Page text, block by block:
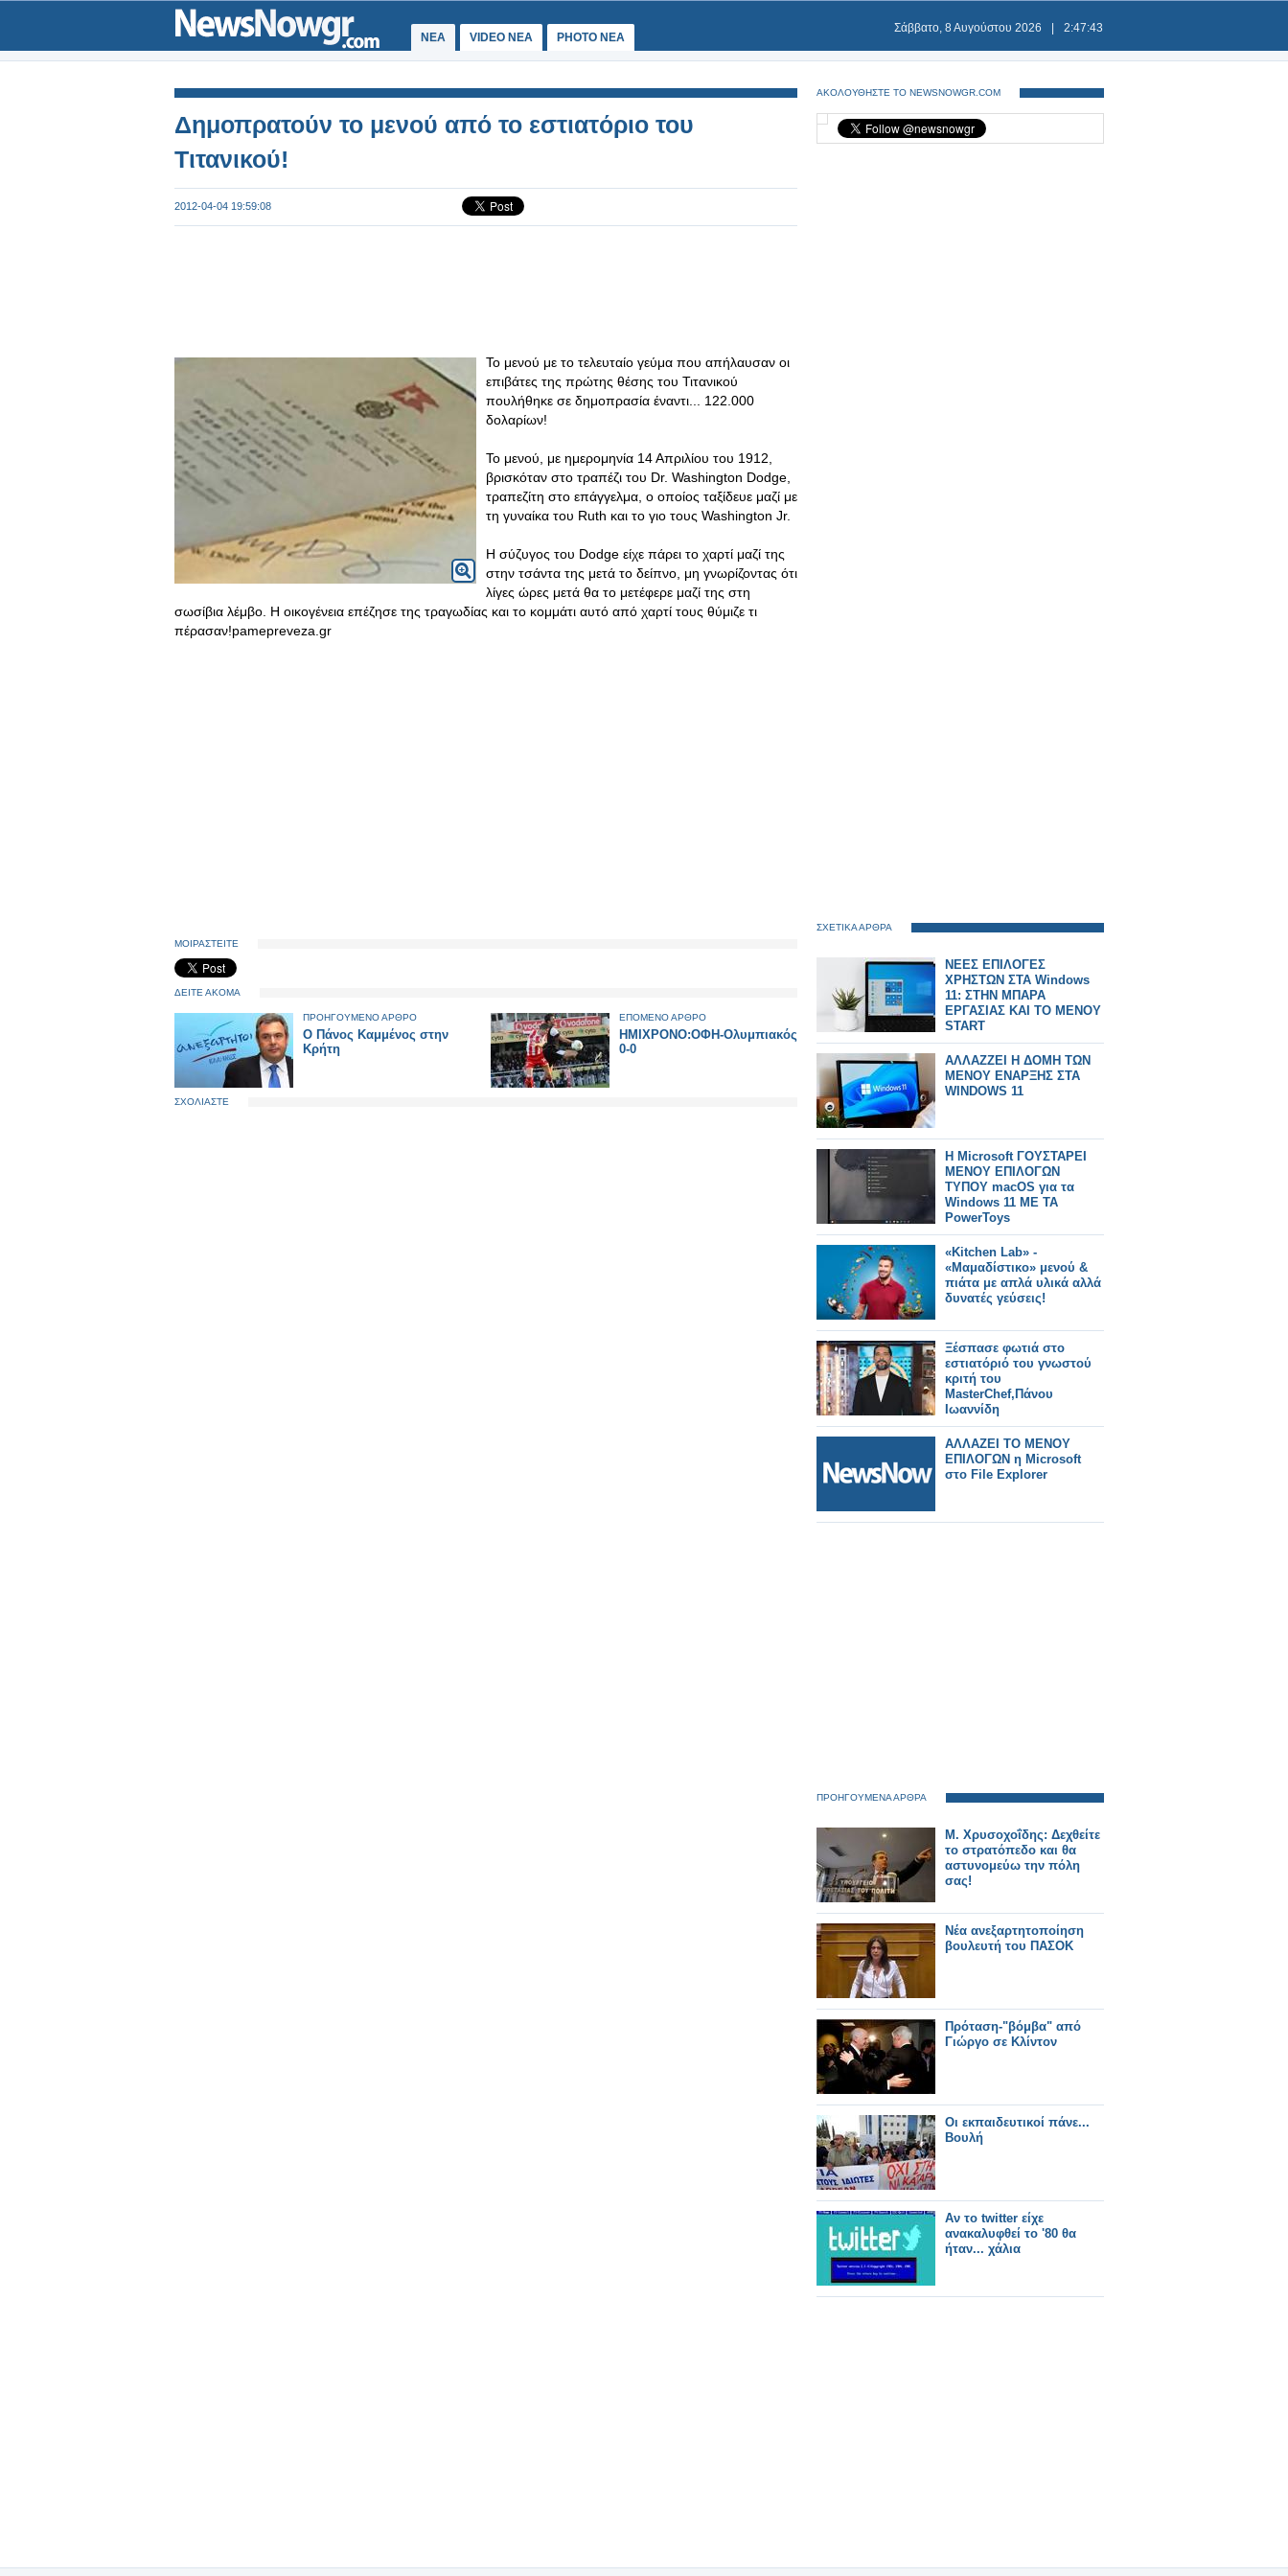
ΝΕΑ VIDEO NEA PHOTO NEA
Σάββατο, 8 Αυγούστου 2026 2:47:44
Δημοπρατούν το μενού από το εστιατόριο του
Τιτανικού!
2012-04-04 19:59:08
Το μενού με το τελευταίο γεύμα που απήλαυσαν οι
επιβάτες της πρώτης θέσης του Τιτανικού
πουλήθηκε σε δημοπρασία έναντι... 122.000
δολαρίων!
Το μενού, με ημερομηνία 14 Απριλίου του 1912,
βρισκόταν στο τραπέζι του Dr. Washington Dodge,
τραπεζίτη στο επάγγελμα, ο οποίος ταξίδευε μαζί με
τη γυναίκα του Ruth και το γιο τους Washington Jr.
Η σύζυγος του Dodge είχε πάρει το χαρτί μαζί της
στην τσάντα της μετά το δείπνο, μη γνωρίζοντας ότι
λίγες ώρες μετά θα το μετέφερε μαζί της στη
σωσίβια λέμβο. Η οικογένεια επέζησε της τραγωδίας και το κομμάτι αυτό από χαρτί τους θύμιζε τι
πέρασαν!pamepreveza.gr
ΜΟΙΡΑΣΤΕΙΤΕ
ΔΕΙΤΕ ΑΚΟΜΑ
ΠΡΟΗΓΟΥΜΕΝΟ ΑΡΘΡΟ
Ο Πάνος Καμμένος στην
Κρήτη
ΕΠΟΜΕΝΟ ΑΡΘΡΟ
ΗΜΙΧΡΟΝΟ:ΟΦΗ-Ολυμπιακός
0-0
ΣΧΟΛΙΑΣΤΕ
ΑΚΟΛΟΥΘΗΣΤΕ ΤΟ NEWSNOWGR.COM
ΣΧΕΤΙΚΑ ΑΡΘΡΑ
ΝΕΕΣ ΕΠΙΛΟΓΕΣ
ΧΡΗΣΤΩΝ ΣΤΑ Windows
11: ΣΤΗΝ ΜΠΑΡΑ
ΕΡΓΑΣΙΑΣ ΚΑΙ ΤΟ ΜΕΝΟΥ
START
ΑΛΛΑΖΖΕΙ Η ΔΟΜΗ ΤΩΝ
ΜΕΝΟΥ ΕΝΑΡΞΗΣ ΣΤΑ
WINDOWS 11
Η Microsoft ΓΟΥΣΤΑΡΕΙ
ΜΕΝΟΥ ΕΠΙΛΟΓΩΝ
ΤΥΠΟΥ macOS για τα
Windows 11 ΜΕ ΤΑ
PowerToys
«Kitchen Lab» -
«Μαμαδίστικο» μενού &
πιάτα με απλά υλικά αλλά
δυνατές γεύσεις!
Ξέσπασε φωτιά στο
εστιατόριό του γνωστού
κριτή του
MasterChef,Πάνου
Ιωαννίδη
ΑΛΛΑΖΕΙ ΤΟ ΜΕΝΟΥ
ΕΠΙΛΟΓΩΝ η Microsoft
στο File Explorer
ΠΡΟΗΓΟΥΜΕΝΑ ΑΡΘΡΑ
Μ. Χρυσοχοΐδης: Δεχθείτε
το στρατόπεδο και θα
αστυνομεύω την πόλη
σας!
Νέα ανεξαρτητοποίηση
βουλευτή του ΠΑΣΟΚ
Πρόταση-"βόμβα" από
Γιώργο σε Κλίντον
Οι εκπαιδευτικοί πάνε...
Βουλή
Αν το twitter είχε
ανακαλυφθεί το '80 θα
ήταν... χάλια